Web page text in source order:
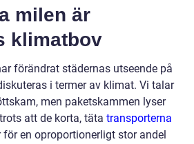
milen är
klimatbov
förändrat städernas utseende på
i termer av klimat. Vi talar
men paketskammen lyser
att de korta, täta transporterna
en oproportionerligt stor andel